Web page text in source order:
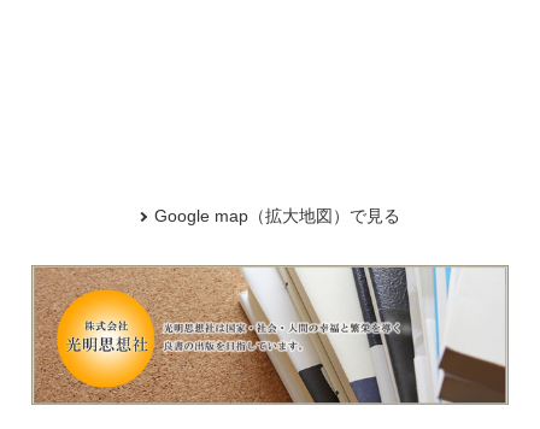
Google map（拡大地図）で見る